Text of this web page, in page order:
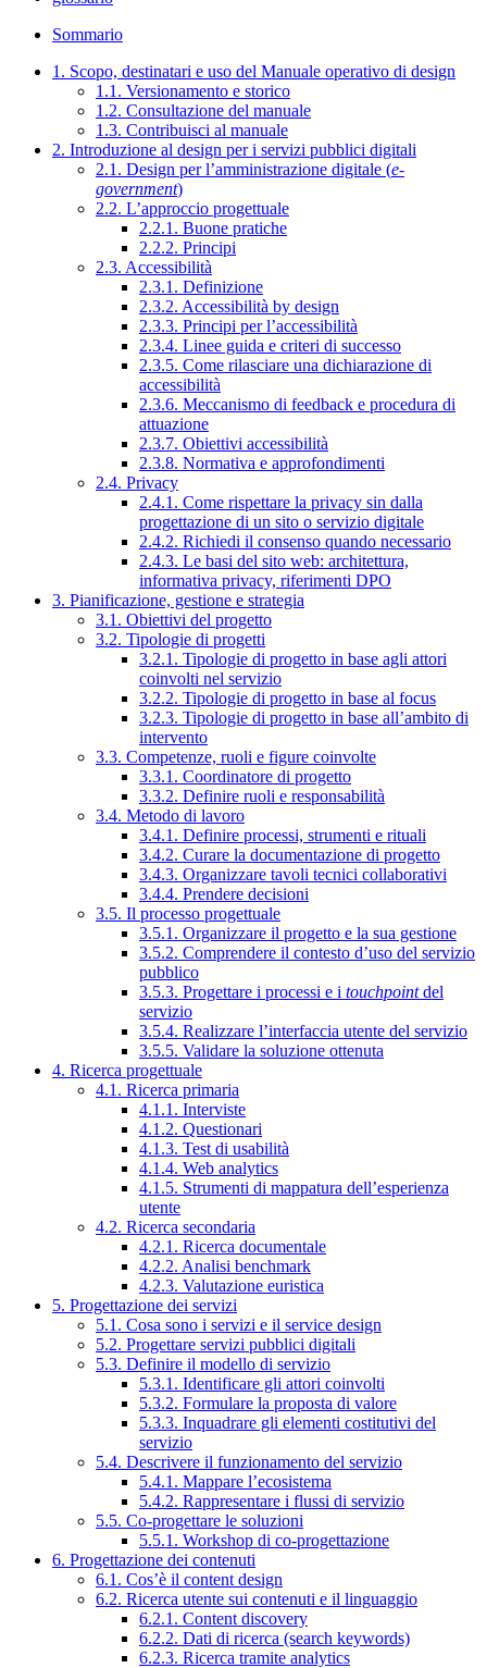
Sommario
1. Scopo, destinatari e uso del Manuale operativo di design
1.1. Versionamento e storico
1.2. Consultazione del manuale
1.3. Contribuisci al manuale
2. Introduzione al design per i servizi pubblici digitali
2.1. Design per l’amministrazione digitale (e-
government)
2.2. L’approccio progettuale
2.2.1. Buone pratiche
2.2.2. Principi
2.3. Accessibilità
2.3.1. Definizione
2.3.2. Accessibilità by design
2.3.3. Principi per l’accessibilità
2.3.4. Linee guida e criteri di successo
2.3.5. Come rilasciare una dichiarazione di
accessibilità
2.3.6. Meccanismo di feedback e procedura di
attuazione
2.3.7. Obiettivi accessibilità
2.3.8. Normativa e approfondimenti
2.4. Privacy
2.4.1. Come rispettare la privacy sin dalla
progettazione di un sito o servizio digitale
2.4.2. Richiedi il consenso quando necessario
2.4.3. Le basi del sito web: architettura,
informativa privacy, riferimenti DPO
3. Pianificazione, gestione e strategia
3.1. Obiettivi del progetto
3.2. Tipologie di progetti
3.2.1. Tipologie di progetto in base agli attori
coinvolti nel servizio
3.2.2. Tipologie di progetto in base al focus
3.2.3. Tipologie di progetto in base all’ambito di
intervento
3.3. Competenze, ruoli e figure coinvolte
3.3.1. Coordinatore di progetto
3.3.2. Definire ruoli e responsabilità
3.4. Metodo di lavoro
3.4.1. Definire processi, strumenti e rituali
3.4.2. Curare la documentazione di progetto
3.4.3. Organizzare tavoli tecnici collaborativi
3.4.4. Prendere decisioni
3.5. Il processo progettuale
3.5.1. Organizzare il progetto e la sua gestione
3.5.2. Comprendere il contesto d’uso del servizio
pubblico
3.5.3. Progettare i processi e i touchpointdel
servizio
3.5.4. Realizzare l’interfaccia utente del servizio
3.5.5. Validare la soluzione ottenuta
4. Ricerca progettuale
4.1. Ricerca primaria
4.1.1. Interviste
4.1.2. Questionari
4.1.3. Test di usabilità
4.1.4. Web analytics
4.1.5. Strumenti di mappatura dell’esperienza
utente
4.2. Ricerca secondaria
4.2.1. Ricerca documentale
4.2.2. Analisi benchmark
4.2.3. Valutazione euristica
5. Progettazione dei servizi
5.1. Cosa sono i servizi e il service design
5.2. Progettare servizi pubblici digitali
5.3. Definire il modello di servizio
5.3.1. Identificare gli attori coinvolti
5.3.2. Formulare la proposta di valore
5.3.3. Inquadrare gli elementi costitutivi del
servizio
5.4. Descrivere il funzionamento del servizio
5.4.1. Mappare l’ecosistema
5.4.2. Rappresentare i flussi di servizio
5.5. Co-progettare le soluzioni
5.5.1. Workshop di co-progettazione
6. Progettazione dei contenuti
6.1. Cos’è il content design
6.2. Ricerca utente sui contenuti e il linguaggio
6.2.1. Content discovery
6.2.2. Dati di ricerca (search keywords)
6.2.3. Ricerca tramite analytics